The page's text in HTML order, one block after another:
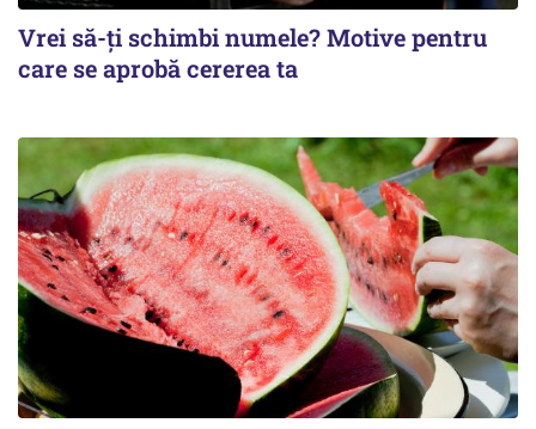
Vrei să-ți schimbi numele? Motive pentru
care se aprobă cererea ta